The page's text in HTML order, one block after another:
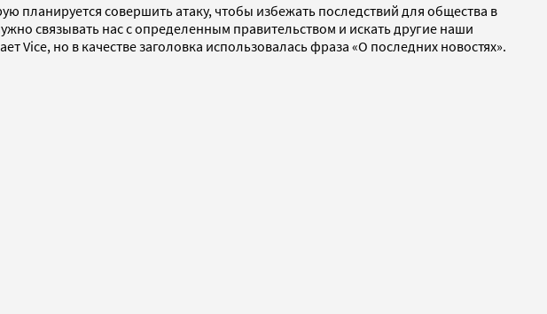
планируется совершить атаку, чтобы избежать последствий для общества в
связывать нас с определенным правительством и искать другие наши
Vice, но в качестве заголовка использовалась фраза «О последних новостях».